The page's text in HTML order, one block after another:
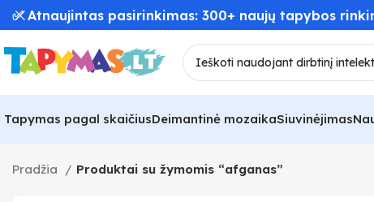
Tapymas pagal skaičiusDeimantinė mozaikaSiuvinėjimas
Pradžia Produktai su žymomis “afganas”
✅ Atnaujintas pasirinkimas: 300+ naujų tapybos